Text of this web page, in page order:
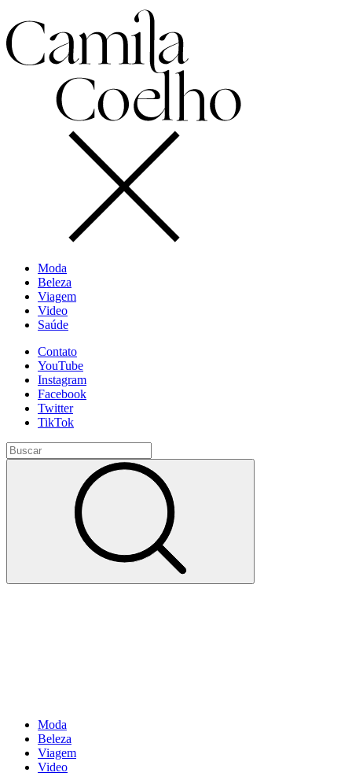
Moda
Beleza
Viagem
Video
Saúde
Contato
YouTube
Instagram
Facebook
Twitter
TikTok
Moda
Beleza
Viagem
Video